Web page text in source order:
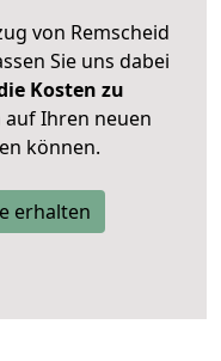
von Remscheid
Sie uns dabei
Kosten zu
auf Ihren neuen
können.
erhalten